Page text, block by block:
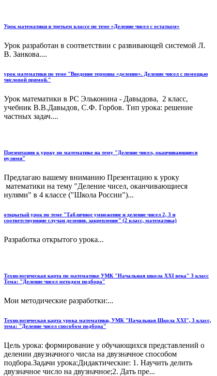
Урок математики в третьем классе по теме «Деление чисел с остатком»
Урок разработан в соответствии с развивающей системой Л.
В. Занкова....
урок математики по теме "Введение термина «деление». Деление чисел с помощью
числовой прямой."
Урок математики в РС Эльконина - Давыдова, 2 класс,
учебник В.В.Давыдов, С.Ф. Горбов. Тип урока: решение
частных задач....
Презентация к уроку по математике на тему "Деление чисел, оканчивающиеся
нулями"
Предлагаю вашему вниманию Презентацию к уроку
математики на тему "Деление чисел, оканчивающиеся
нулями" в 4 классе ("Школа России")...
открытый урок по теме "Табличное умножение и деление чисел 2, 3 и
соответствующие случаи деления. закрепление" (2 класс, математика)
Разработка открытого урока...
Технологическая карта по математике УМК "Начальная школа XXI века" 3 класс
Тема: "Деление чисел методом подбора"
Мои методические разработки:...
Технологическая карта урока математики, УМК "Начальная Школа XXI", 3 класс,
тема: "Деление чисел способом подбора"
Цель урока: формирование у обучающихся представлений о
делении двузначного числа на двузначное способом
подбора.Задачи урока:Дидактические: 1. Научить делить
двузначное число на двузначное;2. Дать пре...